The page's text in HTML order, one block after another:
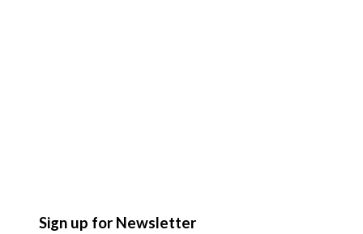
Sign up for Newsletter